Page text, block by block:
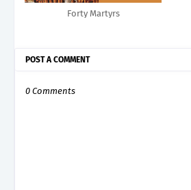
Forty Martyrs
POST A COMMENT
0 Comments